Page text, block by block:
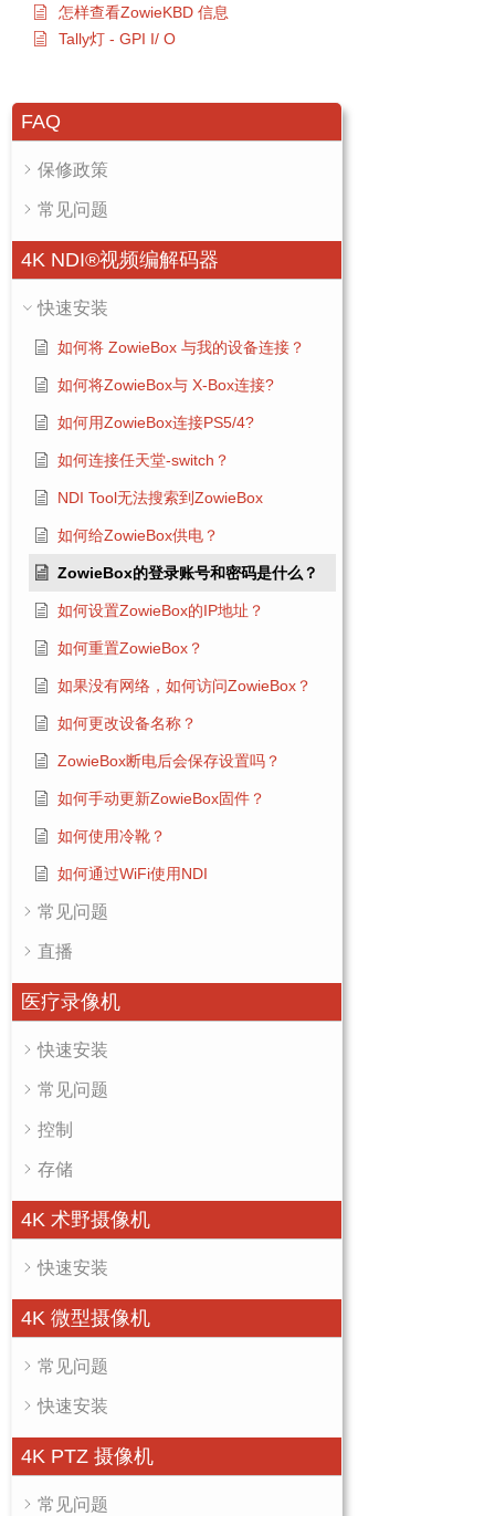
FAQ
保修政策
常见问题
4K NDI®视频编解码器
快速安装
如何将 ZowieBox 与我的设备连接？
如何将ZowieBox与 X-Box连接?
如何用ZowieBox连接PS5/4?
如何连接任天堂-switch？
NDI Tool无法搜索到ZowieBox
如何给ZowieBox供电？
ZowieBox的登录账号和密码是什么？
如何设置ZowieBox的IP地址？
如何重置ZowieBox？
如果没有网络，如何访问ZowieBox？
如何更改设备名称？
ZowieBox断电后会保存设置吗？
如何手动更新ZowieBox固件？
如何使用冷靴？
如何通过WiFi使用NDI
常见问题
直播
医疗录像机
快速安装
常见问题
控制
存储
4K 术野摄像机
快速安装
4K 微型摄像机
常见问题
快速安装
4K PTZ 摄像机
常见问题
怎样查看ZowieKBD 信息
Tally灯 - GPI I/ O